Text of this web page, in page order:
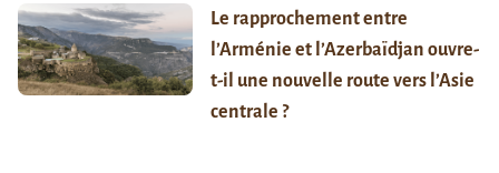
Le rapprochement entre
l’Arménie et l’Azerbaïdjan ouvre-
t-il une nouvelle route vers l’Asie
centrale ?